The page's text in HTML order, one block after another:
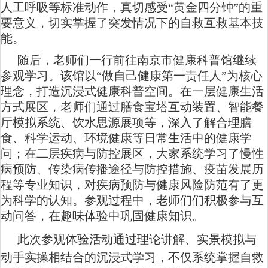
人工呼吸等标准动作，真切感受“黄金四分钟”的重
要意义，切实掌握了突发情况下的自救互救基本技
能。
随后，老师们一行前往南京市健康科普馆继续
参观学习。该馆以“做自己健康第一责任人”为核心
理念，打造沉浸式健康科普空间。在一层健康生活
方式展区，老师们通过膳食宝塔互动装置、智能餐
厅模拟系统、饮水思源展项等，深入了解合理膳
食、科学运动、环境健康等日常生活中的健康学
问；在二层疾病与防控展区，大家系统学习了慢性
病预防、传染病传播途径与防控措施、疫苗发展历
程等专业知识，对疾病预防与健康风险防范有了更
为科学的认知。参观过程中，老师们们积极参与互
动问答，在趣味体验中巩固健康知识。
此次参观体验活动通过理论讲解、实景模拟与
动手实操相结合的沉浸式学习， 不仅 系统掌握自救